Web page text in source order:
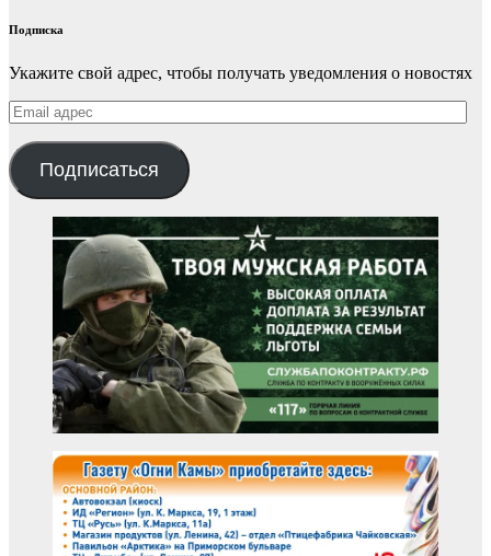
Подписка
Укажите свой адрес, чтобы получать уведомления о новостях
Email
адрес
Подписаться